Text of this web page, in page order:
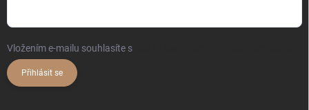
Vložením e-mailu souhlasíte s
Přihlásit se